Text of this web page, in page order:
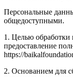
Персональные
общедоступными.
1. Целью обработки
предоставление
https://
2. Основанием для